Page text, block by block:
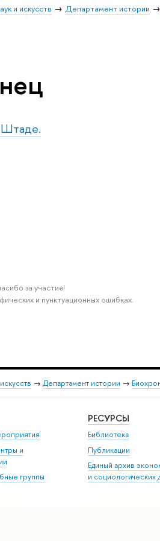
и искусств Департамент истории
Штаде.
за участие!
и пунктуационных ошибках.
→ Департамент истории →
и
группы
РЕСУРСЫ
Библиотека
Публикации
Единый архив
и социологических